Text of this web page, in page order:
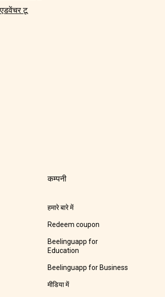
एडवेंचर टू
कम्पनी
हमारे बारे में
Redeem coupon
Beelinguapp for
Education
Beelinguapp for Business
मीडिया में